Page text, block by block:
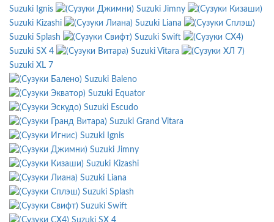
Suzuki Ignis
Suzuki Jimny
Suzuki Kizashi
Suzuki Liana
Suzuki Splash
Suzuki Swift
Suzuki SX 4
Suzuki Vitara
Suzuki XL 7
Suzuki Baleno
Suzuki Equator
Suzuki Escudo
Suzuki Grand Vitara
Suzuki Ignis
Suzuki Jimny
Suzuki Kizashi
Suzuki Liana
Suzuki Splash
Suzuki Swift
Suzuki SX 4